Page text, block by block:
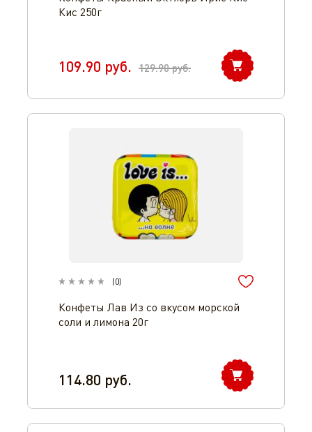
Кис 250г
109.90 руб. 129.90руб.
(0)
Конфеты Лав Из со вкусом морской
соли и лимона 20г
114.80 руб.